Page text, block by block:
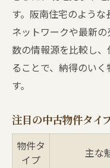
す。阪南住宅のよう
ネットワークや最新
数の情報源を比較し
ることで、納得のい
す。
注目の中古物件タイ
物件タ
イプ
主な